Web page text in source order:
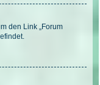
den Link „Forum